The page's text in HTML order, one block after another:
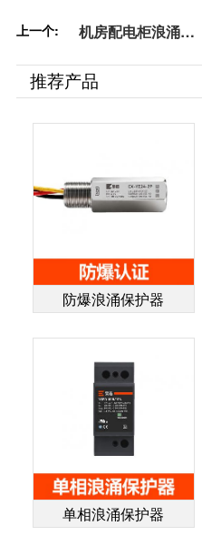
上一个:
机房配电柜浪涌保
保障企业数据安全
的必备之选-易造防
雷
推荐产品
防爆浪涌保护器
单相浪涌保护器